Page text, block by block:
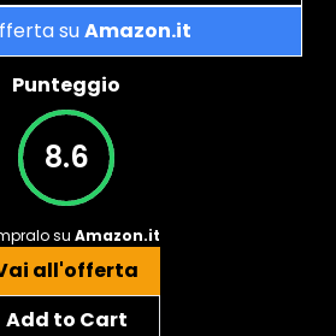
suAmazon.it
Punteggio
8.6
su Amazon.it
all'offerta
Add to Cart